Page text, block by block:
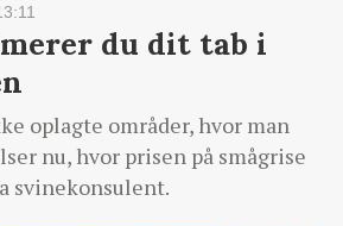
du dit tab i
oplagte områder, hvor man
nu, hvor prisen på smågrise
svinekonsulent.